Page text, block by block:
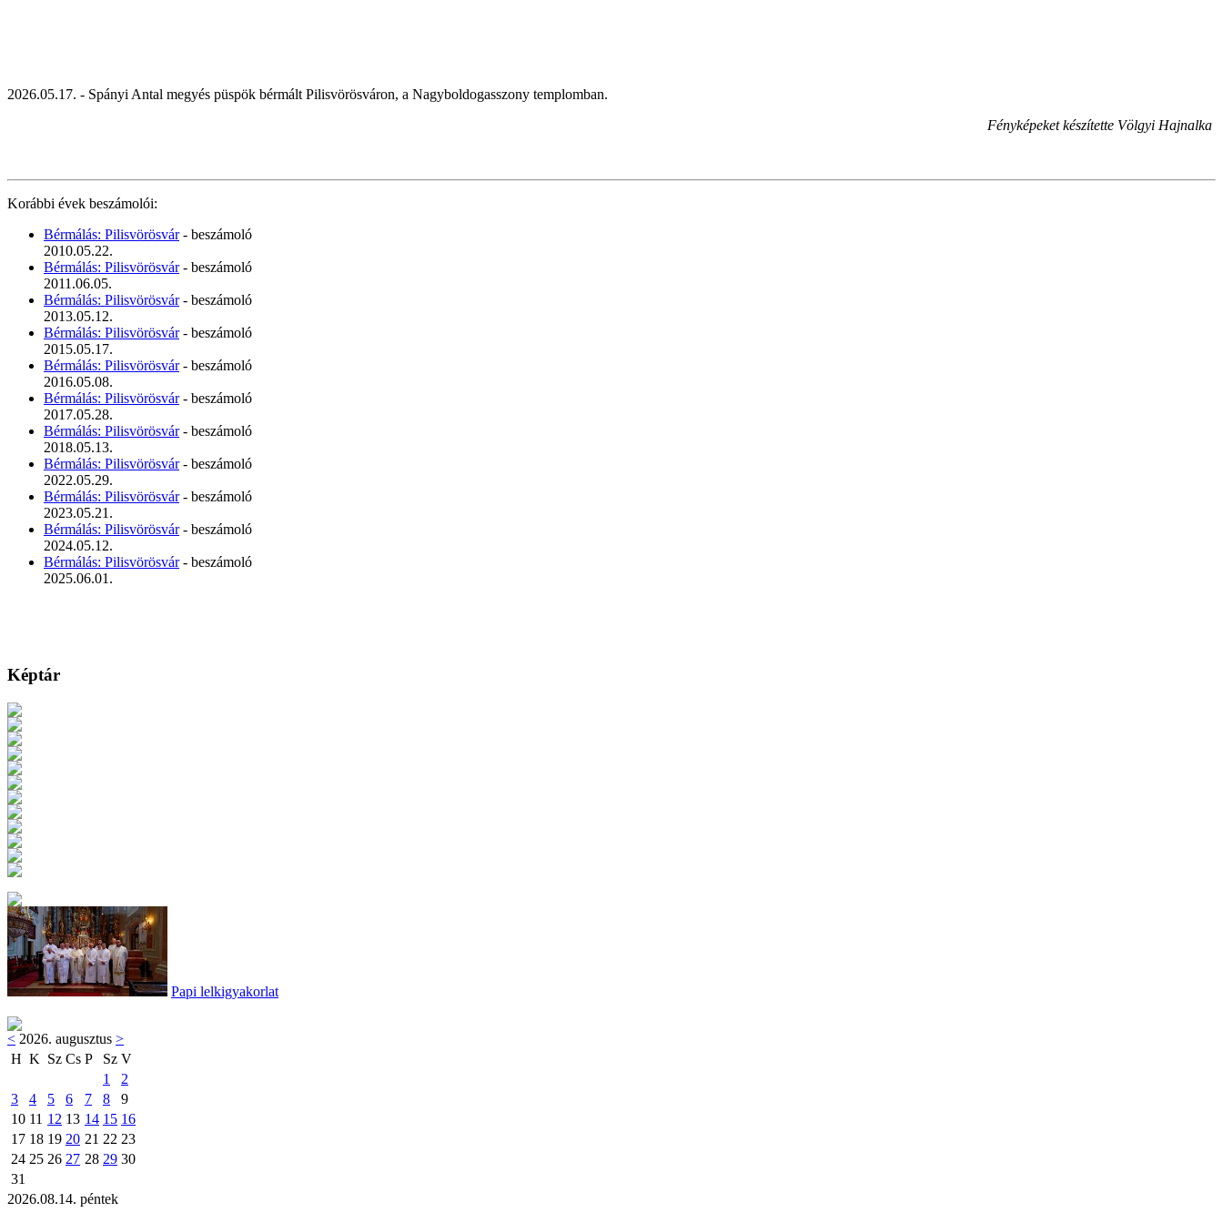
2026.05.17. - Spányi Antal megyés püspök bérmált Pilisvörösváron, a Nagyboldogasszony templomban.
Fényképeket készítette Völgyi Hajnalka
Korábbi évek beszámolói:
Bérmálás: Pilisvörösvár- beszámoló
2010.05.22.
Bérmálás: Pilisvörösvár- beszámoló
2011.06.05.
Bérmálás: Pilisvörösvár- beszámoló
2013.05.12.
Bérmálás: Pilisvörösvár- beszámoló
2015.05.17.
Bérmálás: Pilisvörösvár- beszámoló
2016.05.08.
Bérmálás: Pilisvörösvár- beszámoló
2017.05.28.
Bérmálás: Pilisvörösvár- beszámoló
2018.05.13.
Bérmálás: Pilisvörösvár- beszámoló
2022.05.29.
Bérmálás: Pilisvörösvár- beszámoló
2023.05.21.
Bérmálás: Pilisvörösvár- beszámoló
2024.05.12.
Bérmálás: Pilisvörösvár- beszámoló
2025.06.01.
Képtár
Papi lelkigyakorlat
< 2026. augusztus >
H K Sz Cs P Sz V
1
2
3
4 5 6 7 8
9
10 11 12 13 14 15 16
17 18 19 20 21 22 23
24 25 26 27 28 29 30
31
2026.08.14. péntek